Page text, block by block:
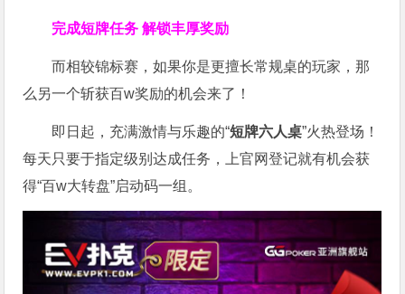
完成短牌任务 解锁丰厚奖励
而相较锦标赛，如果你是更擅长常规桌的玩家，那
么另一个斩获百w奖励的机会来了！
即日起，充满激情与乐趣的“短牌六人桌”火热登场！
每天只要于指定级别达成任务，上官网登记就有机会获
得“百w大转盘”启动码一组。